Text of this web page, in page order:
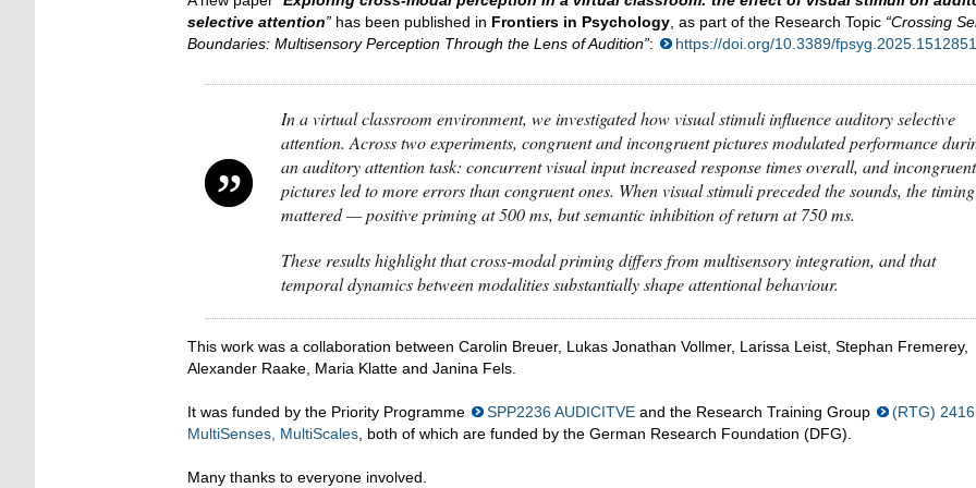
selective attention” has been published in Frontiers in Psychology, as part of the Research Topic “Crossing
Boundaries: Multisensory Perception Through the Lens of Audition”: https://doi.org/10.3389/fpsyg.2025.1512851
In a virtual classroom environment, we investigated how visual stimuli influence auditory selective
attention. Across two experiments, congruent and incongruent pictures modulated performance
an auditory attention task: concurrent visual input increased response times overall, and incongruent
pictures led to more errors than congruent ones. When visual stimuli preceded the sounds, the timing
mattered — positive priming at 500 ms, but semantic inhibition of return at 750 ms.
These results highlight that cross-modal priming differs from multisensory integration, and that
temporal dynamics between modalities substantially shape attentional behaviour.
This work was a collaboration between Carolin Breuer, Lukas Jonathan Vollmer, Larissa Leist, Stephan Fremerey,
Alexander Raake, Maria Klatte and Janina Fels.
It was funded by the Priority Programme SPP2236 AUDICITVE and the Research Training Group
(RTG)
MultiSenses, MultiScales, both of which are funded by the German Research Foundation (DFG).
Many thanks to everyone involved.